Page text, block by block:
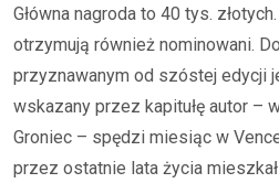
Główna nagroda to 40 tys.
otrzymują również nominowani.
przyznawanym od szóstej edycji
wskazany przez kapitułę autor –
Groniec – spędzi miesiąc w
przez ostatnie lata życia